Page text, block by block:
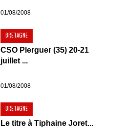
01/08/2008
BRETAGNE
CSO Plerguer (35) 20-21
juillet ...
01/08/2008
BRETAGNE
Le titre à Tiphaine Joret...